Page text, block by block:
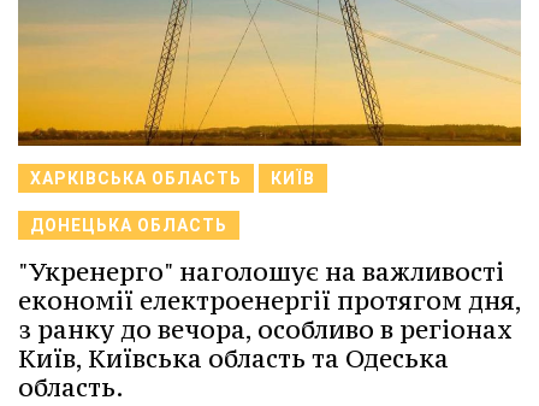
ХАРКІВСЬКА ОБЛАСТЬ КИЇВ
ДОНЕЦЬКА ОБЛАСТЬ
"Укренерго" наголошує на важливості
економії електроенергії протягом дня,
з ранку до вечора, особливо в регіонах
Київ, Київська область та Одеська
область.